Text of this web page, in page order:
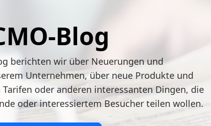
Blog
berichten wir über Neuerungen und
Unternehmen, über neue Produkte und
oder anderen interessanten Dingen, die
oder interessiertem Besucher teilen wollen.